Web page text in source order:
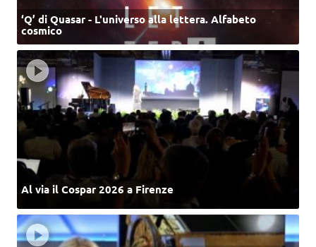
‘Q’ di Quasar - L'universo alla lettera. Alfabeto
cosmico
Al via il Cospar 2026 a Firenze